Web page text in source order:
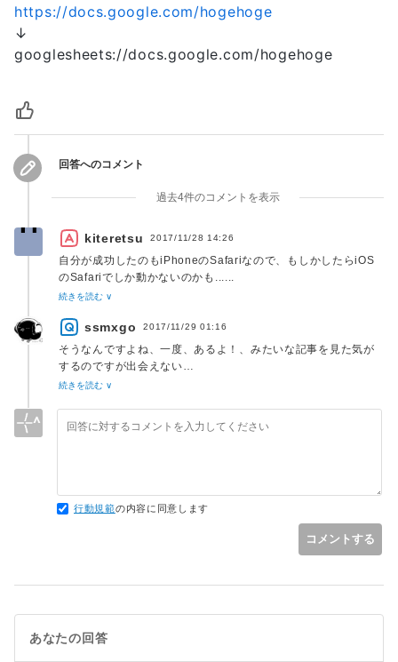
https://docs.google.com/hogehoge
↓
googlesheets://docs.google.com/hogehoge
回答へのコメント
過去4件のコメントを表示
kiteretsu 2017/11/28 14:26
自分が成功したのもiPhoneのSafariなので、もしかしたらiOS
のSafariでしか動かないのかも......
このhttpの部分を変えてアプリに指示を出すものを「URLスキ
AndroidでもURLスキームは使えるので、さすがにGoogleも
用意してると思うのですが......
ググっても情報見当たらないですね......
続きを読む ∨
ssmxgo 2017/11/29 01:16
そうなんですよね、一度、あるよ！、みたいな記事を見た気が
するのですが出会えない…
コレっぽいのですが、具体的にスプレッドシートで特定のシー
続きを読む ∨
行動規範の内容に同意します
コメントする
あなたの回答